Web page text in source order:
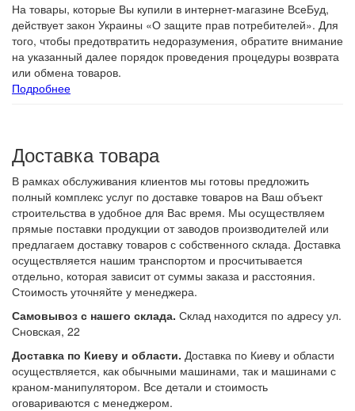
На товары, которые Вы купили в интернет-магазине ВсеБуд,
действует закон Украины «О защите прав потребителей». Для
того, чтобы предотвратить недоразумения, обратите внимание
на указанный далее порядок проведения процедуры возврата
или обмена товаров.
Подробнее
Доставка товара
В рамках обслуживания клиентов мы готовы предложить
полный комплекс услуг по доставке товаров на Ваш объект
строительства в удобное для Вас время. Мы осуществляем
прямые поставки продукции от заводов производителей или
предлагаем доставку товаров с собственного склада. Доставка
осуществляется нашим транспортом и просчитывается
отдельно, которая зависит от суммы заказа и расстояния.
Стоимость уточняйте у менеджера.
Самовывоз с нашего склада. Склад находится по адресу ул.
Сновская, 22
Доставка по Киеву и области. Доставка по Киеву и области
осуществляется, как обычными машинами, так и машинами с
краном-манипулятором. Все детали и стоимость
оговариваются с менеджером.